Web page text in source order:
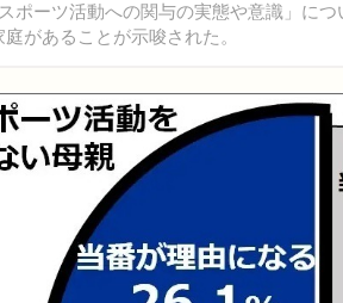
ポーツ活動への関与の実態や意識」に
があることが示唆された。